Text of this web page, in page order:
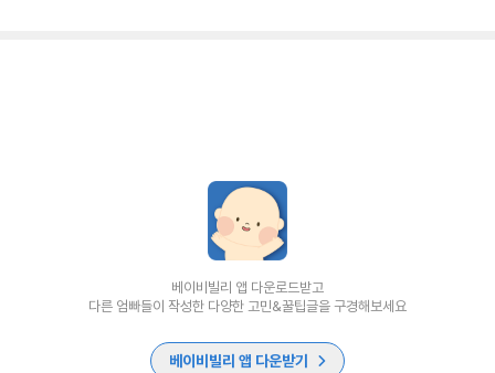
베이비빌리 앱 다운로드받고
다른 엄빠들이 작성한 다양한 고민&꿀팁글을 구경해보세요
베이비빌리 앱 다운받기